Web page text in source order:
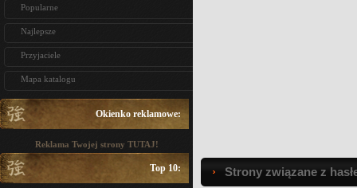
Popularne
Najlepsze
Przyjaciele
Mapa katalogu
Okienko reklamowe:
Reklama Twojej strony TUTAJ!
Top 10: Strony związane z